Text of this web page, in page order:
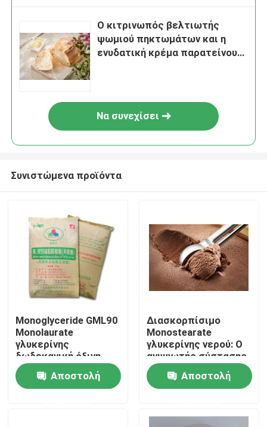
Σπίτι
Προϊόντα
Ο κιτρινωπός βελτιωτής
ψωμιού πηκτωμάτων και η
ενυδατική κρέμα παρατείνουν
Να συνεχίσει
Συνιστώμενα προϊόντα
Monoglyceride GML90
Monolaurate
γλυκερίνης
δωδεκανική όξινη
σκόνη για τα τρόφιμα
Αποστολή
Διασκορπίσιμο
Monostearate
γλυκερίνης νερού: Ο
ανυψωτής σύστασης
παγωτού για
κρεμώδη και ομαλό
παγωμένους
Αποστολή